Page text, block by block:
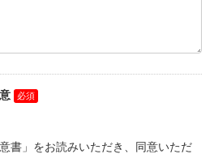
書」をお読みいただき、同意いただ